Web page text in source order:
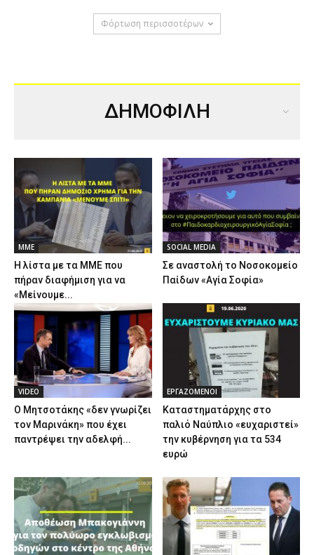
Φόρτωση περισσοτέρων
ΔΗΜΟΦΙΛΗ
ΜΜΕ
Η λίστα με τα ΜΜΕ που
πήραν διαφήμιση για να
«Μείνουμε...
SOCIAL MEDIA
Σε αναστολή το Νοσοκομείο
Παίδων «Αγία Σοφία»
VIDEO
Ο Μητσοτάκης «δεν γνωρίζει
τον Μαρινάκη» που έχει
παντρέψει την αδελφή...
ΕΡΓΑΖΟΜΕΝΟΙ
Καταστηματάρχης στο
παλιό Ναύπλιο «ευχαριστεί»
την κυβέρνηση για τα 534
ευρώ